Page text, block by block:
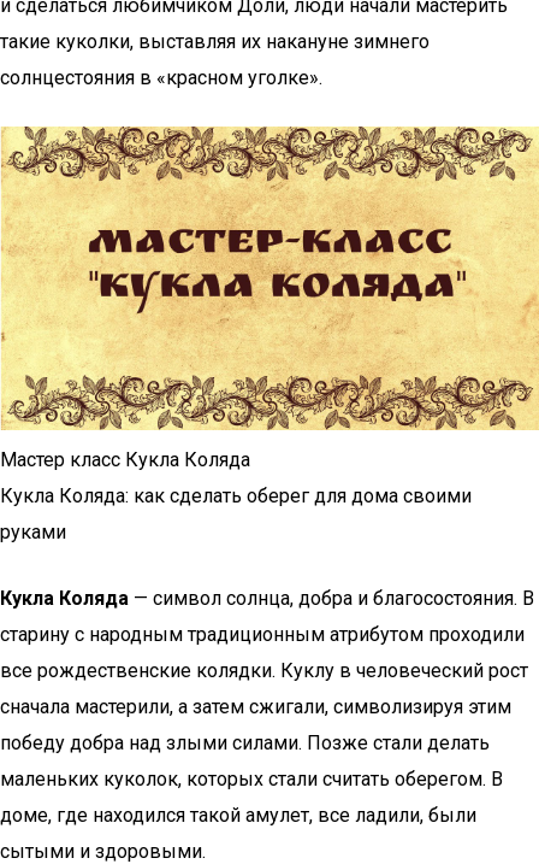
и сделаться любимчиком Доли, люди начали мастерить
такие куколки, выставляя их накануне зимнего
солнцестояния в «красном уголке».
Мастер класс Кукла Коляда
Кукла Коляда: как сделать оберег для дома своими
руками
Кукла Коляда — символ солнца, добра и благосостояния. В
старину с народным традиционным атрибутом проходили
все рождественские колядки. Куклу в человеческий рост
сначала мастерили, а затем сжигали, символизируя этим
победу добра над злыми силами. Позже стали делать
маленьких куколок, которых стали считать оберегом. В
доме, где находился такой амулет, все ладили, были
сытыми и здоровыми.